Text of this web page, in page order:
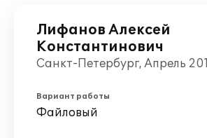
Лифанов Алексей
Константинович
Санкт-Петербург, Апрель
Вариант работы
Файловый